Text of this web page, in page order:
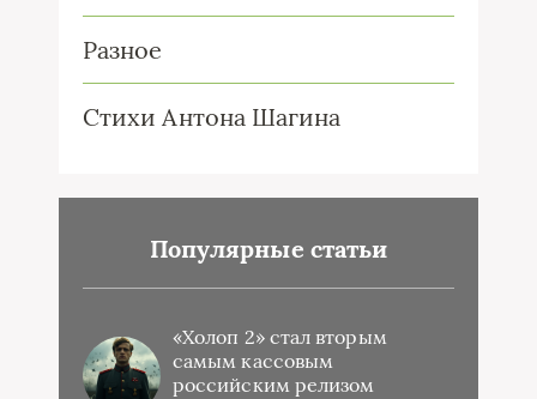
Разное
Стихи Антона Шагина
Популярные статьи
«Холоп 2» стал вторым
самым кассовым
российским релизом